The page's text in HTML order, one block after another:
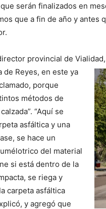
serán finalizados en
que a fin de año y antes
provincial de
de Reyes, en este ya
porque
métodos de
“Aquí se
asfáltica y una
se hace un
del material
si está dentro de la
se riega y
carpeta asfáltica
y agregó que